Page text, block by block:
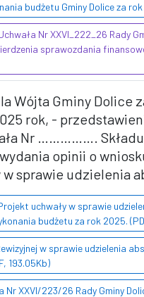
budżetu Gminy Dolice za
Nr XXVI_222_26 Rady
sprawozdania
Wójta Gminy Dolice
rok, -
Nr …………….
opinii o
sprawie udzielenia
uchwały w sprawie
budżetu za rok 2025.
w sprawie udzielenia
193.05Kb)
Nr XXVI/223/26 Rady Gminy